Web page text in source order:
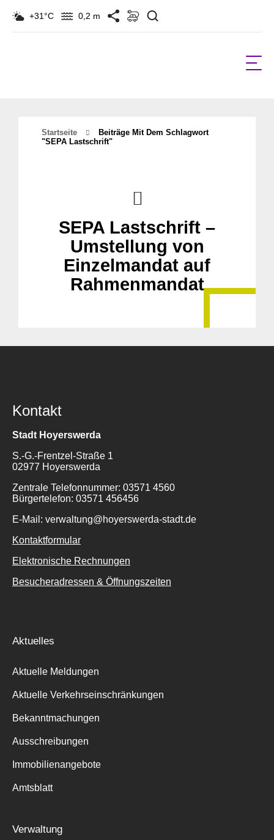
+31°C 0,2 m
Suche
Startseite
Beiträge Mit Dem Schlagwort
"SEPA Lastschrift"
SEPA Lastschrift –
Umstellung von
Einzelmandat auf
Rahmenmandat
Kontakt
Stadt Hoyerswerda
S.-G.-Frentzel-Straße 1
02977 Hoyerswerda
Zentrale Telefonnummer: 03571 4560
Bürgertelefon: 03571 456456
E-Mail: verwaltung@hoyerswerda-stadt.de
Kontaktformular
Elektronische Rechnungen
Besucheradressen & Öffnungszeiten
Aktuelles
Aktuelle Meldungen
Aktuelle Verkehrseinschränkungen
Bekanntmachungen
Ausschreibungen
Immobilienangebote
Amtsblatt
Verwaltung